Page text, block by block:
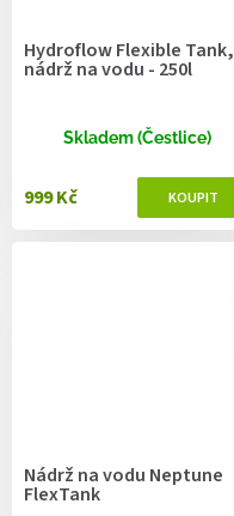
Hydroflow Flexible Tank,
nádrž na vodu - 250l
Skladem (Čestlice)
999 Kč
Nádrž na vodu Neptune
FlexTank